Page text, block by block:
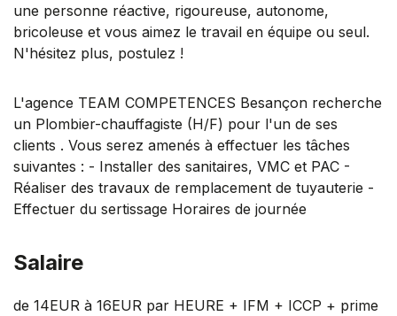
une personne réactive, rigoureuse, autonome,
bricoleuse et vous aimez le travail en équipe ou seul.
N'hésitez plus, postulez !
L'agence TEAM COMPETENCES Besançon recherche
un Plombier-chauffagiste (H/F) pour l'un de ses
clients . Vous serez amenés à effectuer les tâches
suivantes : - Installer des sanitaires, VMC et PAC -
Réaliser des travaux de remplacement de tuyauterie -
Effectuer du sertissage Horaires de journée
Salaire
de 14EUR à 16EUR par HEURE + IFM + ICCP + prime